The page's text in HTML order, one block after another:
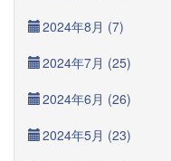
2024年8月 (7)
2024年7月 (25)
2024年6月 (26)
2024年5月 (23)